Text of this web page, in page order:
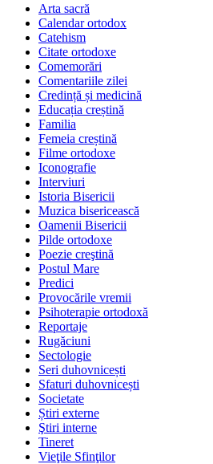
Arta sacră
Calendar ortodox
Catehism
Citate ortodoxe
Comemorări
Comentariile zilei
Credință și medicină
Educația creștină
Familia
Femeia creștină
Filme ortodoxe
Iconografie
Interviuri
Istoria Bisericii
Muzica bisericească
Oamenii Bisericii
Pilde ortodoxe
Poezie creştină
Postul Mare
Predici
Provocările vremii
Psihoterapie ortodoxă
Reportaje
Rugăciuni
Sectologie
Seri duhovnicești
Sfaturi duhovnicești
Societate
Știri externe
Ştiri interne
Tineret
Vieţile Sfinţilor